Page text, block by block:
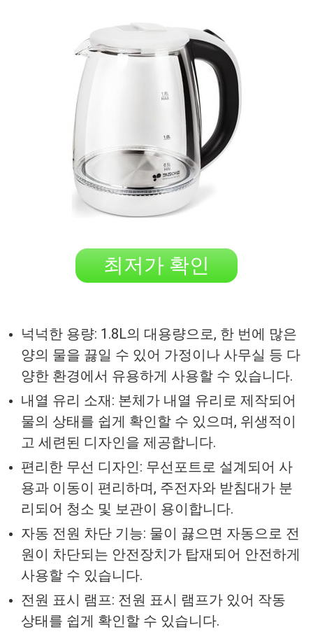
최저가 확인
넉넉한 용량: 1.8L의 대용량으로, 한 번에 많은
양의 물을 끓일 수 있어 가정이나 사무실 등 다
양한 환경에서 유용하게 사용할 수 있습니다.
내열 유리 소재: 본체가 내열 유리로 제작되어
물의 상태를 쉽게 확인할 수 있으며, 위생적이
고 세련된 디자인을 제공합니다.
편리한 무선 디자인: 무선포트로 설계되어 사
용과 이동이 편리하며, 주전자와 받침대가 분
리되어 청소 및 보관이 용이합니다.
자동 전원 차단 기능: 물이 끓으면 자동으로 전
원이 차단되는 안전장치가 탑재되어 안전하게
사용할 수 있습니다.
전원 표시 램프: 전원 표시 램프가 있어 작동
상태를 쉽게 확인할 수 있습니다.